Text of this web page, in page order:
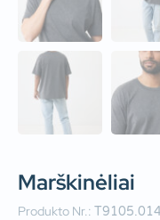
Marškinėliai
Produkto Nr.: